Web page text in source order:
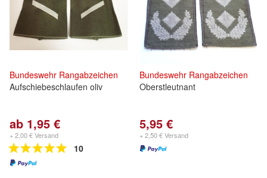
Bundeswehr Rangabzeichen
Aufschiebeschlaufen oliv
ab 1,95 €
+ 2,00 € Versand
10
Bundeswehr Rangabzeichen
Oberstleutnant
5,95 €
+ 2,50 € Versand